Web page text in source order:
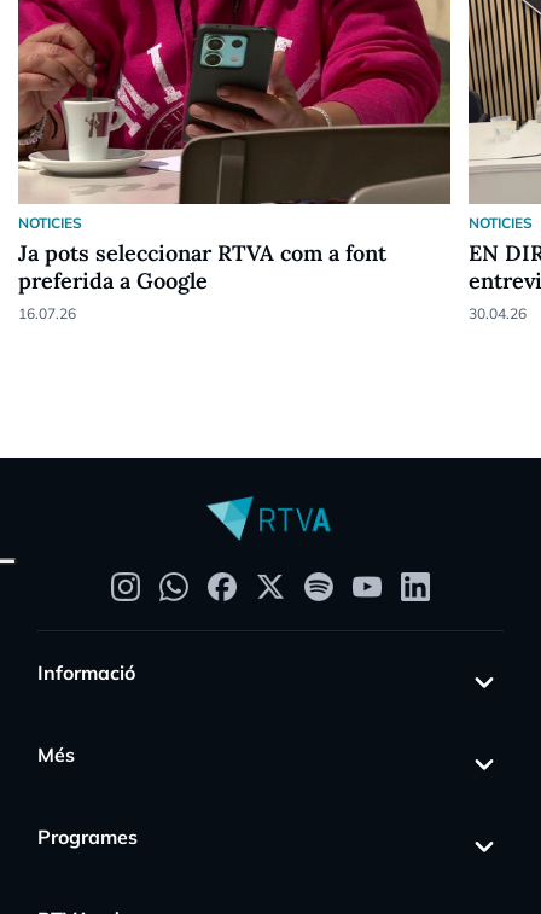
NOTICIES
Ja pots seleccionar RTVA com a font
preferida a Google
16.07.26
NOTICIES
EN
30.04.26
Informació
Més
Programes